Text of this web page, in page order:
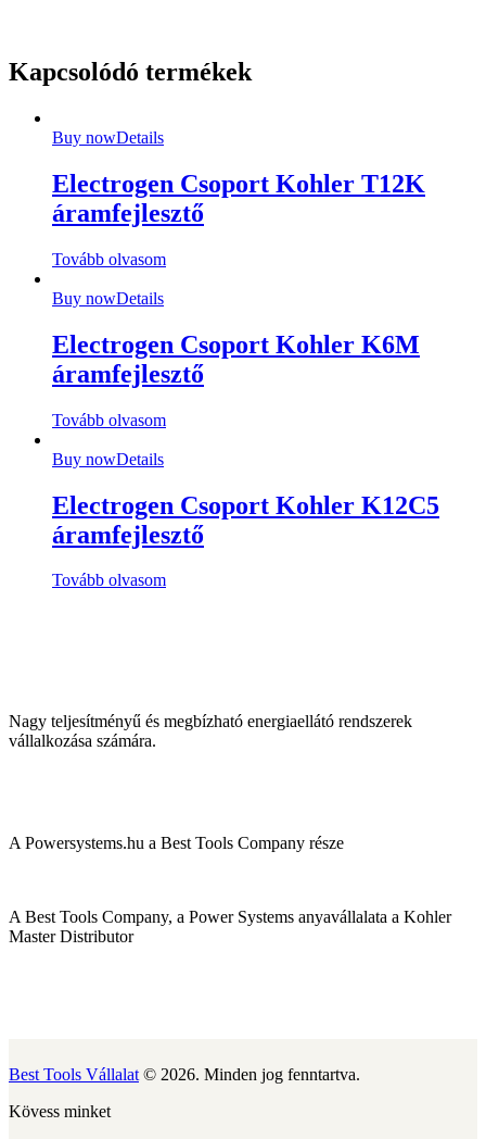
Kapcsolódó termékek
Buy nowDetails
Electrogen Csoport Kohler T12K
áramfejlesztő
Tovább olvasom
Buy nowDetails
Electrogen Csoport Kohler K6M
áramfejlesztő
Tovább olvasom
Buy nowDetails
Electrogen Csoport Kohler K12C5
áramfejlesztő
Tovább olvasom
Nagy teljesítményű és megbízható energiaellátó rendszerek
vállalkozása számára.
A Powersystems.hu a Best Tools Company része
A Best Tools Company, a Power Systems anyavállalata a Kohler
Master Distributor
Best Tools Vállalat © 2026. Minden jog fenntartva.
Kövess minket